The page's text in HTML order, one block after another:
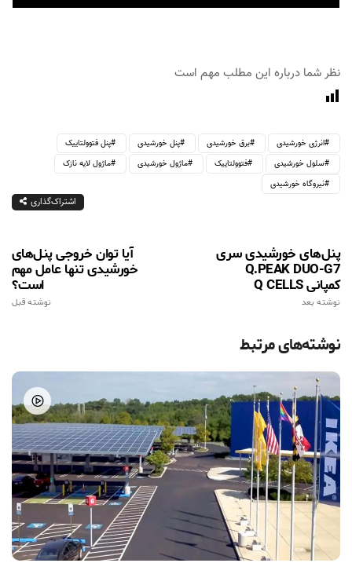
نظر شما درباره این مطلب مهم است
انرژی خورشیدی برق خورشیدی پنل خورشیدی
پنل فتوولتاییک
سلول خورشیدی
فتوولتاییک ماژول خورشیدی
ماژول لایه نازک
نیروگاه خورشیدی
اشتراک‌گذاری
آیا توان خروجی پنل‌های
خورشیدی تنها عامل مهم
است؟
نوشته قبل
پنل‌های خورشیدی سری
Q.PEAK DUO-G7
کمپانی Q CELLS
نوشته بعد
نوشته‌های مرتبط